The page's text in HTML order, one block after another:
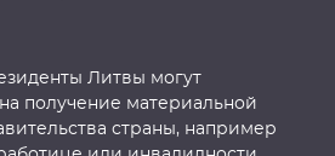
Литвы могут
получение материальной
страны, например